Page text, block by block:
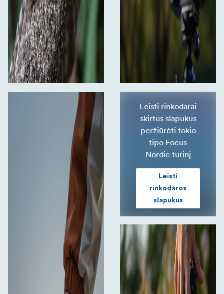
Leisti rinkodarai
skirtus slapukus
peržiūrėti tokio
tipo Focus
Nordic turinį
Leisti
rinkodaros
slapukus